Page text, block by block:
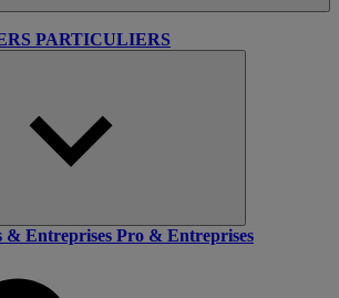
PARTICULIERS
& Entreprises Pro & Entreprises